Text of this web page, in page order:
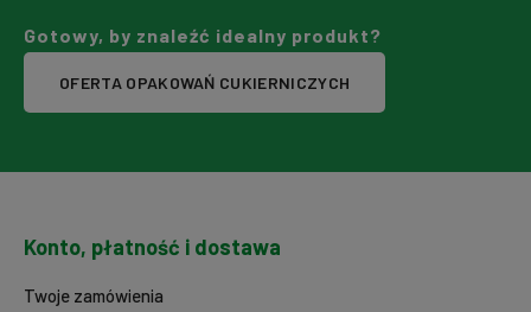
Gotowy, by znaleźć idealny produkt?
OFERTA OPAKOWAŃ CUKIERNICZYCH
Konto, płatność i dostawa
Twoje zamówienia